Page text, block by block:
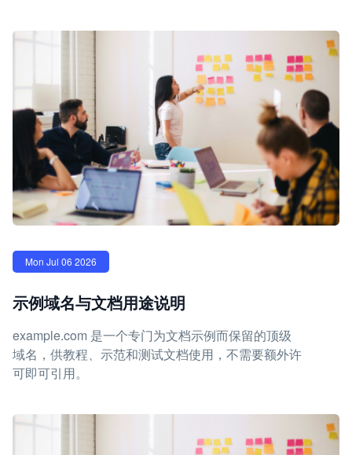
Mon Jul 06 2026
示例域名与文档用途说明
example.com 是一个专门为文档示例而保留的顶级
域名，供教程、示范和测试文档使用，不需要额外许
可即可引用。